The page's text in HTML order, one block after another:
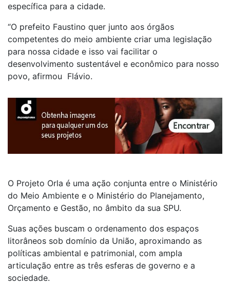
específica para a cidade.
“O prefeito Faustino quer junto aos órgãos
competentes do meio ambiente criar uma legislação
para nossa cidade e isso vai facilitar o
desenvolvimento sustentável e econômico para nosso
povo, afirmou Flávio.
O Projeto Orla é uma ação conjunta entre o Ministério
do Meio Ambiente e o Ministério do Planejamento,
Orçamento e Gestão, no âmbito da sua SPU.
Suas ações buscam o ordenamento dos espaços
litorâneos sob domínio da União, aproximando as
políticas ambiental e patrimonial, com ampla
articulação entre as três esferas de governo e a
sociedade.